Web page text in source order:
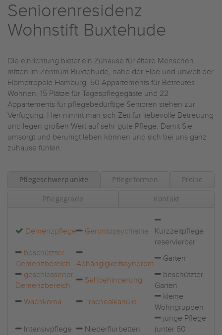
Seniorenresidenz
Wohnstift Buxtehude
Die einrichtung bietet ein Zuhause für ältere Menschen
mitten im Zentrum Buxtehude, nahe der Elbe und unweit der
Elbmetropole Hamburg. 50 Appartements für Betreutes
Wohnen, 15 Plätze für Tagespflegegäste und 22
Appartements für pflegebedürftige Senioren stehen zur
Verfügung. Hier nimmt man sich Zeit für liebevolle Betreuung
und legen großen Wert auf sehr gute Pflege. Damit Sie
umsorgt und beruhigt leben können und sich bei uns ganz
zuhause fühlen.
Pflegeschwerpunkte Pflegeformen Preise
Pflegegrade Kontakt
Demenzpflege Gerontopsychiatrie
Kurzzeitpflege
reservierbar
beschützter
Demenzbereich
Abhängigkeitssyndrom
Garten
geschlossener
Demenzbereich
Sehbehinderung
beschützter
Garten
Wachkoma
Trachealkanüle
kleine
Wohngruppen
Intensivpflege Niederflurbetten
junge Pflege
(unter 60